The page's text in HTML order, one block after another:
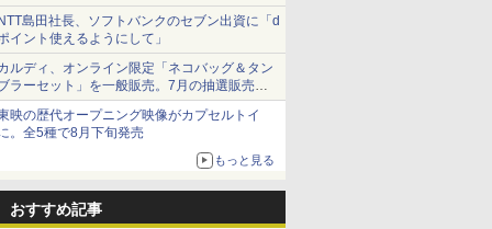
島田社長、ソフトバンクのセブン出資に「d
イント使えるようにして」
ルディ、オンライン限定「ネコバッグ＆タン
ラーセット」を一般販売。7月の抽選販売の
選無効分
映の歴代オープニング映像がカプセルトイ
。全5種で8月下旬発売
もっと見る
おすすめ記事